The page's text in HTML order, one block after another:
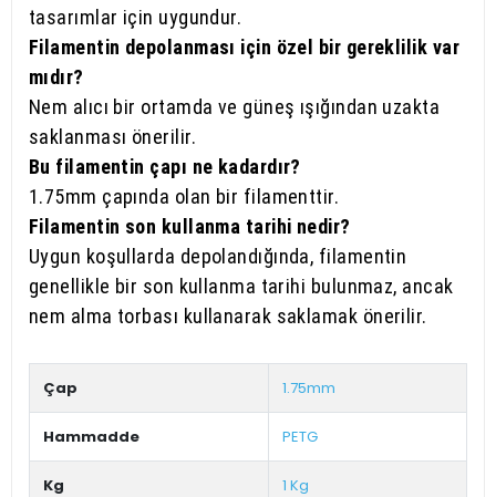
tasarımlar için uygundur.
Filamentin depolanması için özel bir gereklilik var
mıdır?
Nem alıcı bir ortamda ve güneş ışığından uzakta
saklanması önerilir.
Bu filamentin çapı ne kadardır?
1.75mm çapında olan bir filamenttir.
Filamentin son kullanma tarihi nedir?
Uygun koşullarda depolandığında, filamentin
genellikle bir son kullanma tarihi bulunmaz, ancak
nem alma torbası kullanarak saklamak önerilir.
Çap 1.75mm
Hammadde PETG
Kg 1 Kg